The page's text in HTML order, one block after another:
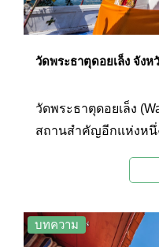
วัดพระธาตุดอยเล็ง จัง
วัดพระธาตุดอยเล็ง
สถานสำคัญอีกแห่งหนึ่
เล่าขานว่าองค์พระธ
บทความ